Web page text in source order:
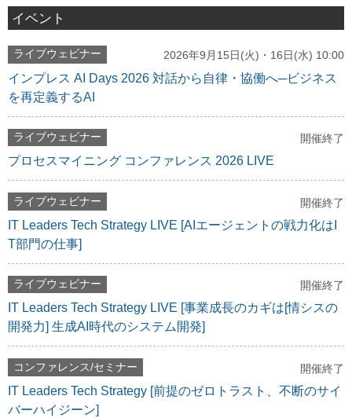
イベント
ライブウェビナー 2026年9月15日(火)・16日(水) 10:00
インプレス AI Days 2026 対話から自律・協働へ─ビジネス
を再定義するAI
ライブウェビナー 開催終了
プロセスマイニング コンファレンス 2026 LIVE
ライブウェビナー 開催終了
IT Leaders Tech Strategy LIVE [AIエージェントの戦力化はI
T部門の仕事]
ライブウェビナー 開催終了
IT Leaders Tech Strategy LIVE [事業成長のカギは[情シスの
開発力] 生成AI時代のシステム開発]
コンファレンス/セミナー 開催終了
IT Leaders Tech Strategy [前提のゼロトラスト、不断のサイ
バーハイジーン]